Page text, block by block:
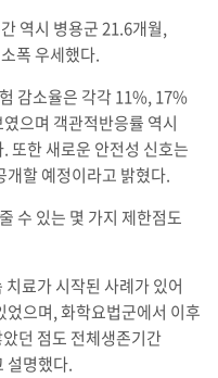
역시 병용군 21.6개월,
폭 우세했다.
감소율은 각각 11%, 17%
으며 객관적반응률 역시
또한 새로운 안전성 신호는
개할 예정이라고 밝혔다.
수 있는 몇 가지 제한점도
료가 시작된 사례가 있어
으며, 화학요법군에서 이후
던 점도 전체생존기간
설명했다.